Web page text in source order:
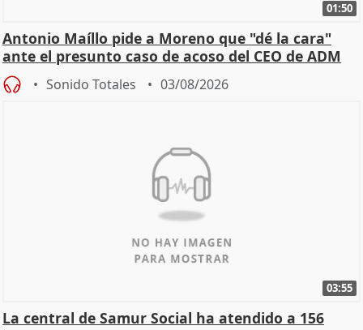
01:50
Antonio Maíllo pide a Moreno que "dé la cara"
ante el presunto caso de acoso del CEO de ADM
Sonido Totales 03/08/2026
03:55
La central de Samur Social ha atendido a 156